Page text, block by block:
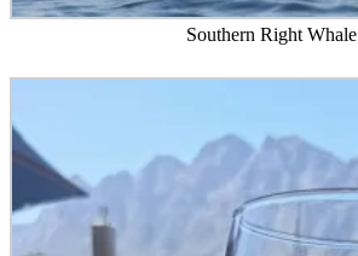
Southern Right Whale